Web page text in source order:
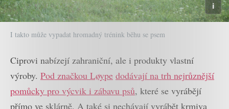
I takto může vypadat hromadný trénink běhu se psem
Ciprovi nabízejí zahraniční, ale i produkty vlastní
výroby. Pod značkou Løype dodávají na trh nejrůznější
pomůcky pro výcvik i zábavu psů, které se vyrábějí
přímo ve sklárně. A také si nechávají vyrábět krmiva